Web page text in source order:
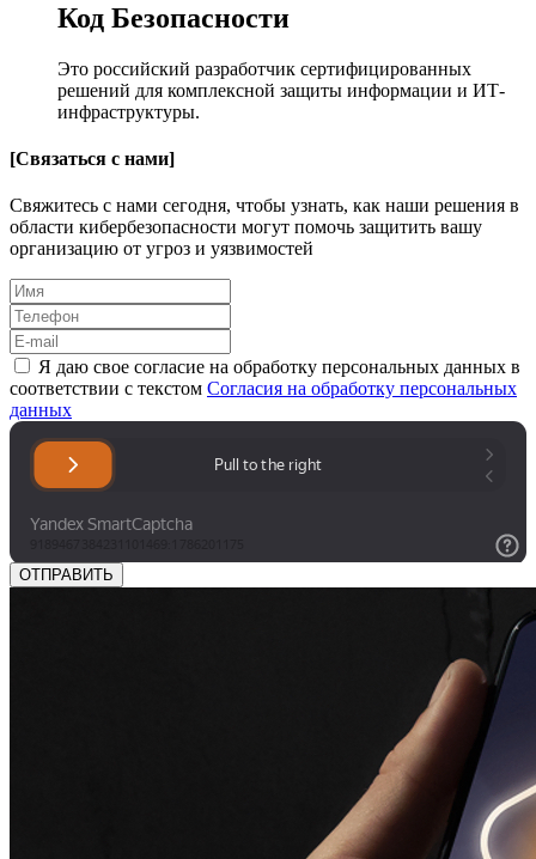
Код Безопасности
Это российский разработчик сертифицированных
решений для комплексной защиты информации и ИТ-
инфраструктуры.
[Связаться с нами]
Свяжитесь с нами сегодня, чтобы узнать, как наши решения в
области кибербезопасности могут помочь защитить вашу
организацию от угроз и уязвимостей
Я даю свое cогласие на обработку персональных данных в
соответствии с текстом Согласия на обработку персональных
данных
ОТПРАВИТЬ